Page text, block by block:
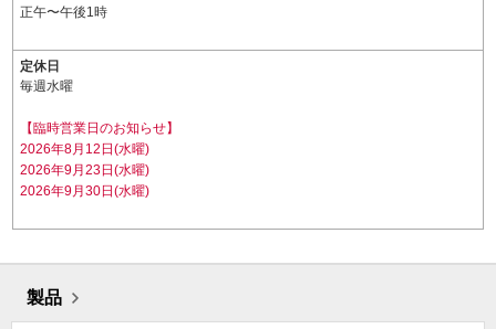
正午〜午後1時
定休日
毎週水曜
【臨時営業日のお知らせ】
2026年8月12日(水曜)
2026年9月23日(水曜)
2026年9月30日(水曜)
製品